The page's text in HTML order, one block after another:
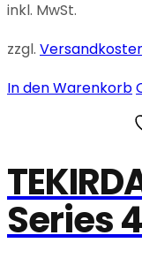
inkl. MwSt.
zzgl.
In den Warenkorb
Series